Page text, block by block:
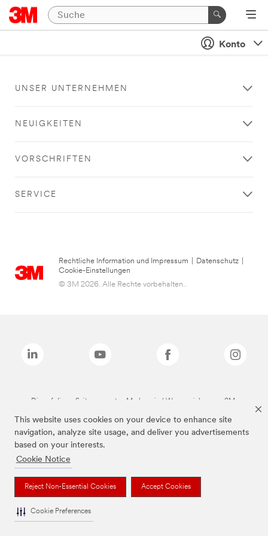
This website uses cookies on your device to enhance site
navigation, analyze site usage, and deliver you advertisements
based on your interests.
Cookie Notice
Reject Non-Essential Cookies Accept Cookies
Cookie Preferences
Konto
UNSER UNTERNEHMEN
NEUIGKEITEN
VORSCHRIFTEN
SERVICE
Rechtliche Information und Impressum Datenschutz
Cookie-Einstellungen
© 3M 2026. Alle Rechte vorbehalten..
Die auf dieser Seite genannten Marken sind Warenzeichen von 3M.